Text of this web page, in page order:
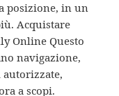
posizione, in un
Acquistare
Online Questo
navigazione,
a scopi.